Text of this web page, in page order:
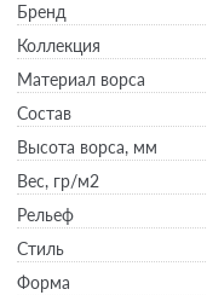
Бренд
Коллекция
Материал ворса
Состав
Высота ворса, мм
Вес, гр/м2
Рельеф
Стиль
Форма